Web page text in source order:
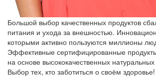
Большой выбор качественных продуктов
питания и ухода за внешностью.
которыми активно пользуются миллионы
Эффективные сертифицированные
на основе высококачественных
Выбор тех, кто заботиться о своём здоровье!